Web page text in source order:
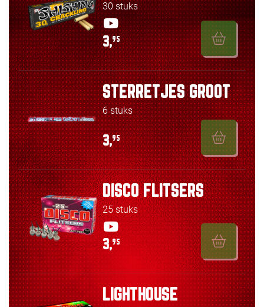
30 stuks
3,95
STERRETJES GROOT
6 stuks
3,95
DISCO FLITSERS
25 stuks
3,95
LIGHTHOUSE